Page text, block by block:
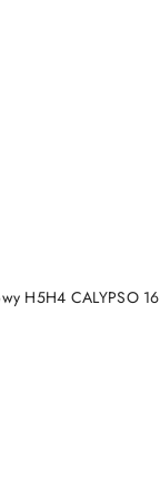
H5H4 CALYPSO